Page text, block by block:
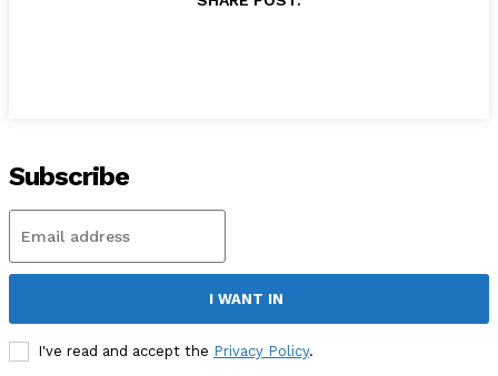
Subscribe
I WANT IN
I've read and accept the Privacy Policy.